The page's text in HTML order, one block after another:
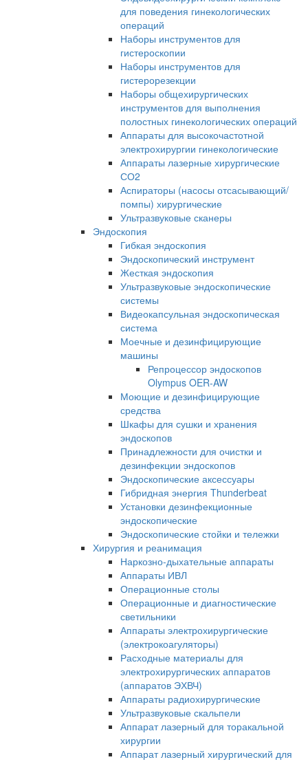
для поведения гинекологических
операций
Наборы инструментов для
гистероскопии
Наборы инструментов для
гистерорезекции
Наборы общехирургических
инструментов для выполнения
полостных гинекологических операций
Аппараты для высокочастотной
электрохирургии гинекологические
Аппараты лазерные хирургические
СО2
Аспираторы (насосы отсасывающий/
помпы) хирургические
Ультразвуковые сканеры
Эндоскопия
Гибкая эндоскопия
Эндоскопический инструмент
Жесткая эндоскопия
Ультразвуковые эндоскопические
системы
Видеокапсульная эндоскопическая
система
Моечные и дезинфицирующие
машины
Репроцессор эндоскопов
Olympus OER-AW
Моющие и дезинфицирующие
средства
Шкафы для сушки и хранения
эндоскопов
Принадлежности для очистки и
дезинфекции эндоскопов
Эндоскопические аксессуары
Гибридная энергия Thunderbeat
Установки дезинфекционные
эндоскопические
Эндоскопические стойки и тележки
Хирургия и реанимация
Наркозно-дыхательные аппараты
Аппараты ИВЛ
Операционные столы
Операционные и диагностические
светильники
Аппараты электрохирургические
(электрокоагуляторы)
Расходные материалы для
электрохирургических аппаратов
(аппаратов ЭХВЧ)
Аппараты радиохирургические
Ультразвуковые скальпели
Аппарат лазерный для торакальной
хирургии
Аппарат лазерный хирургический для